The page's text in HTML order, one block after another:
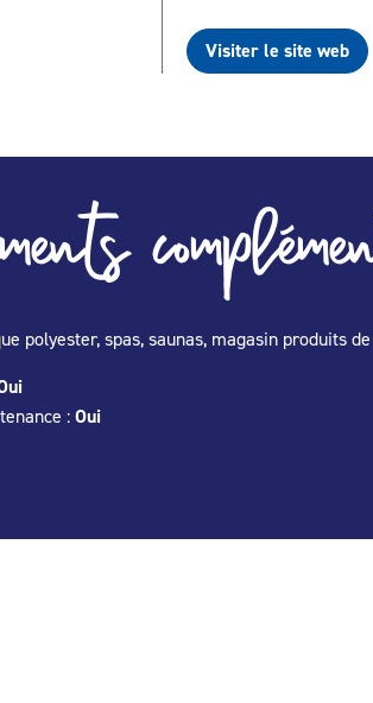
Visiter le site web
polyester, spas, saunas, magasin produits
: Oui